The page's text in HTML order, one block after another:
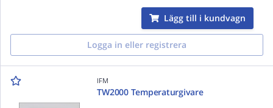
Lägg till i kundvagn
Logga in eller registrera
IFM
TW2000 Temperaturgivare